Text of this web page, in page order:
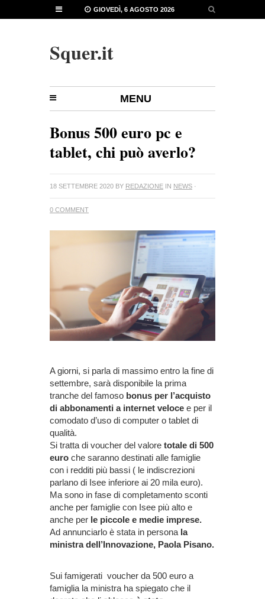
GIOVEDÌ, 6 AGOSTO 2026
Squer.it
MENU
Bonus 500 euro pc e
tablet, chi può averlo?
18 SETTEMBRE 2020 BY REDAZIONE IN NEWS ·
0 COMMENT
A giorni, si parla di massimo entro la fine di
settembre, sarà disponibile la prima
tranche del famoso bonus per l’acquisto
di abbonamenti a internet veloce e per il
comodato d’uso di computer o tablet di
qualità.
Si tratta di voucher del valore totale di 500
euro che saranno destinati alle famiglie
con i redditi più bassi ( le indiscrezioni
parlano di Isee inferiore ai 20 mila euro).
Ma sono in fase di completamento sconti
anche per famiglie con Isee più alto e
anche per le piccole e medie imprese.
Ad annunciarlo è stata in persona la
ministra dell’Innovazione, Paola Pisano.
Sui famigerati voucher da 500 euro a
famiglia la ministra ha spiegato che il